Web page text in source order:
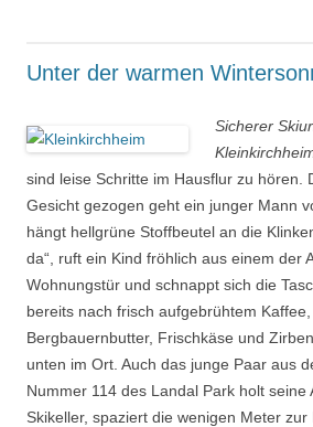
Unter der warmen
Sicherer
sind leise Schritte im Hausflur zu hören.
Gesicht gezogen geht ein junger Mann
hängt hellgrüne Stoffbeutel an die
da“, ruft ein Kind fröhlich aus einem der
Wohnungstür und schnappt sich die
bereits nach frisch aufgebrühtem
Bergbauernbutter, Frischkäse und
unten im Ort. Auch das junge Paar aus
Nummer 114 des Landal Park holt seine
Skikeller, spaziert die wenigen Meter